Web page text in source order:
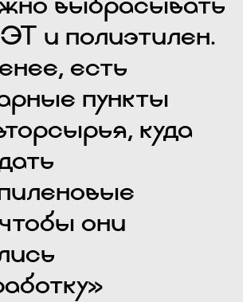
и полиэтилен.
есть
пункты
куда
они